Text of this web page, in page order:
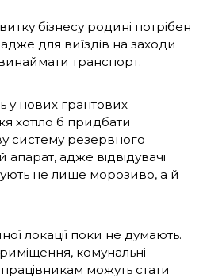
бізнесу родині потрібен
для виїздів на заходи
транспорт.
у нових грантових
хотіло б придбати
систему резервного
адже відвідувачі
не лише морозиво, а й
локації поки не думають.
комунальні
можуть стати